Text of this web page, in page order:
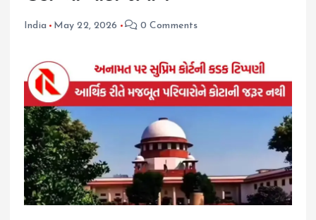
India May 22, 2026 0 Comments